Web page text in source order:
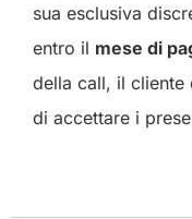
sua esclusiva
entro il mese di
della call, il cliente
di accettare i